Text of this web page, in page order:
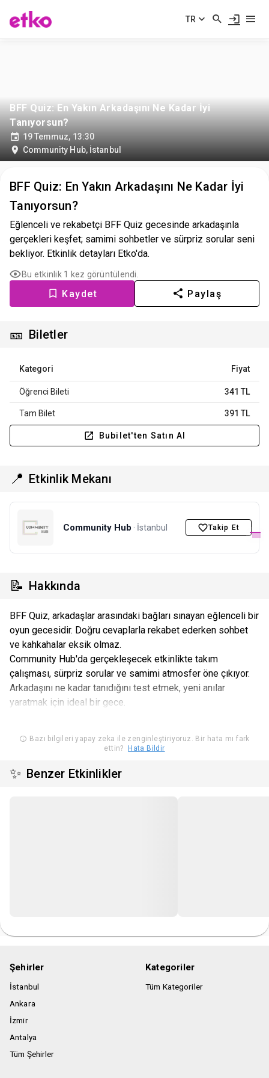
TR
BFF Quiz: En Yakın Arkadaşını Ne Kadar İyi
Tanıyorsun?
19 Temmuz, 13:30
Community Hub, İstanbul
BFF Quiz: En Yakın Arkadaşını Ne Kadar İyi
Tanıyorsun?
Eğlenceli ve rekabetçi BFF Quiz gecesinde arkadaşınla
gerçekleri keşfet; samimi sohbetler ve sürpriz sorular seni
bekliyor. Etkinlik detayları Etko'da.
Bu etkinlik 1 kez görüntülendi.
Kaydet Paylaş
🎫 Biletler
Kategori Fiyat
Öğrenci Bileti 341 TL
Tam Bilet 391 TL
Bubilet'ten Satın Al
📍 Etkinlik Mekanı
Community Hub · İstanbul Takip Et
📝 Hakkında
BFF Quiz, arkadaşlar arasındaki bağları sınayan eğlenceli bir
oyun gecesidir. Doğru cevaplarla rekabet ederken sohbet
ve kahkahalar eksik olmaz.
Community Hub'da gerçekleşecek etkinlikte takım
çalışması, sürpriz sorular ve samimi atmosfer öne çıkıyor.
Arkadaşını ne kadar tanıdığını test etmek, yeni anılar
yaratmak için ideal bir gece.
Bazı bilgileri yapay zeka ile zenginleştiriyoruz. Bir hata mı fark
ettin?
Hata Bildir
✨ Benzer Etkinlikler
Şehirler
İstanbul
Ankara
İzmir
Antalya
Tüm Şehirler
Kategoriler
Tüm Kategoriler